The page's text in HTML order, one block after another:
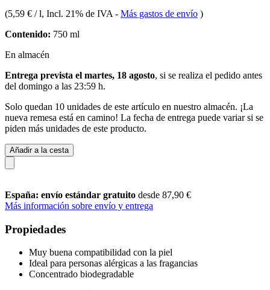
(5,59 € / l, Incl. 21% de IVA - Más gastos de envío )
Contenido: 750 ml
En almacén
Entrega prevista el martes, 18 agosto, si se realiza el pedido antes
del domingo a las 23:59 h.
Solo quedan 10 unidades de este artículo en nuestro almacén. ¡La
nueva remesa está en camino! La fecha de entrega puede variar si se
piden más unidades de este producto.
Añadir a la cesta
España: envío estándar gratuito desde 87,90 €
Más información sobre envío y entrega
Propiedades
Muy buena compatibilidad con la piel
Ideal para personas alérgicas a las fragancias
Concentrado biodegradable